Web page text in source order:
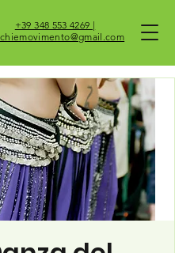
+39 348 553 4269 |